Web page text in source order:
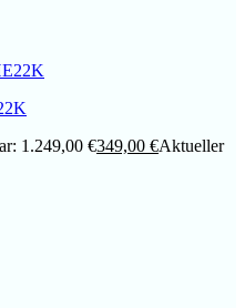
1.249,00 €349,00 €Aktueller